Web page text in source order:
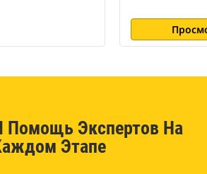
Помощь Экспертов На
Этапе